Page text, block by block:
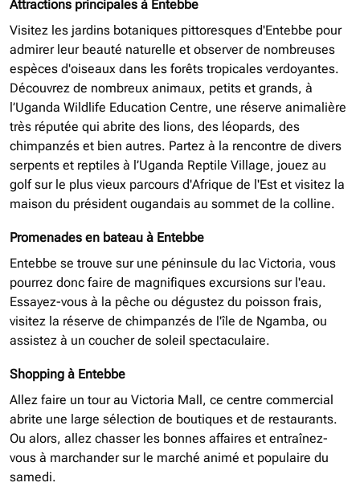
Attractions principales à Entebbe
Visitez les jardins botaniques pittoresques d'Entebbe pour
admirer leur beauté naturelle et observer de nombreuses
espèces d'oiseaux dans les forêts tropicales verdoyantes.
Découvrez de nombreux animaux, petits et grands, à
l’Uganda Wildlife Education Centre, une réserve animalière
très réputée qui abrite des lions, des léopards, des
chimpanzés et bien autres. Partez à la rencontre de divers
serpents et reptiles à l’Uganda Reptile Village, jouez au
golf sur le plus vieux parcours d'Afrique de l'Est et visitez la
maison du président ougandais au sommet de la colline.
Promenades en bateau à Entebbe
Entebbe se trouve sur une péninsule du lac Victoria, vous
pourrez donc faire de magnifiques excursions sur l'eau.
Essayez-vous à la pêche ou dégustez du poisson frais,
visitez la réserve de chimpanzés de l'île de Ngamba, ou
assistez à un coucher de soleil spectaculaire.
Shopping à Entebbe
Allez faire un tour au Victoria Mall, ce centre commercial
abrite une large sélection de boutiques et de restaurants.
Ou alors, allez chasser les bonnes affaires et entraînez-
vous à marchander sur le marché animé et populaire du
samedi.